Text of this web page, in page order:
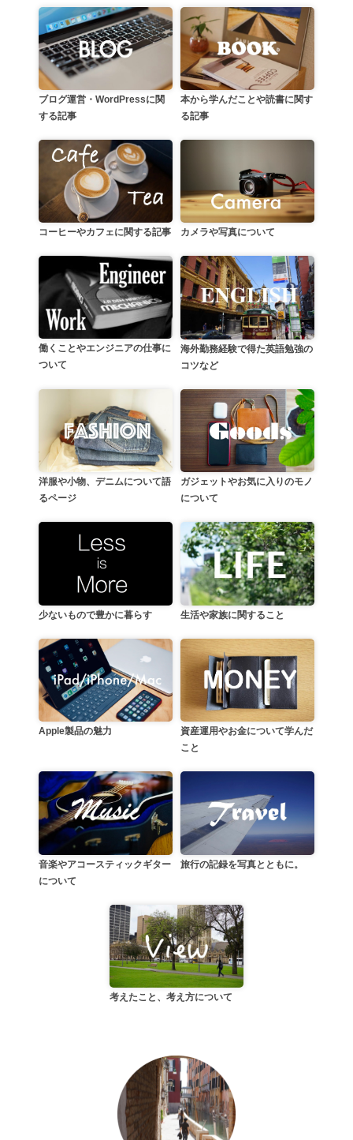
ブログ運営・WordPressに関
する記事
本から学んだことや読書に関す
る記事
コーヒーやカフェに関する記事 カメラや写真について
働くことやエンジニアの仕事に
ついて
海外勤務経験で得た英語勉強の
コツなど
洋服や小物、デニムについて語
るページ
ガジェットやお気に入りのモノ
について
少ないもので豊かに暮らす 生活や家族に関すること
Apple製品の魅力
資産運用やお金について学んだ
こと
音楽やアコースティックギター
について
旅行の記録を写真とともに。
考えたこと、考え方について